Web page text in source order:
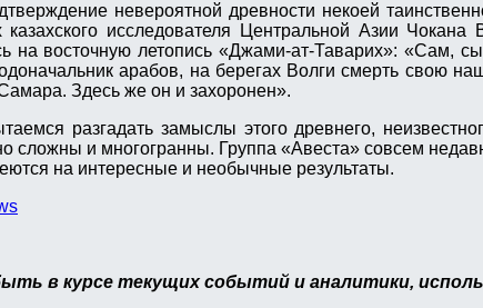
невероятной древности некоей
казахского исследователя Центральной Азии
на восточную летопись «Джами-ат-Таварих»: «Сам,
арабов, на берегах Волги смерть свою
Здесь же он и захоронен».
разгадать замыслы этого древнего,
сложны и многогранны. Группа «Авеста» совсем
на интересные и необычные результаты.
в курсе текущих событий и аналитики,